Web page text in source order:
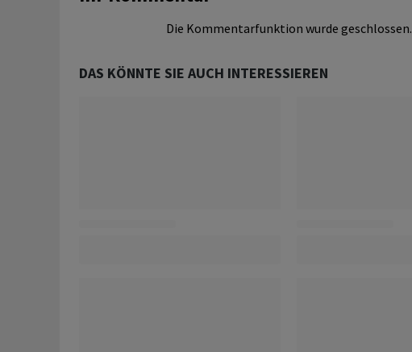
Die Kommentarfunktion wurde geschlossen.
DAS KÖNNTE SIE AUCH INTERESSIEREN